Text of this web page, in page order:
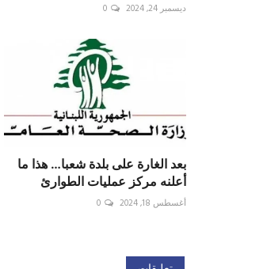
ديسمبر 24, 2024 0
بعد الغارة على بلدة شعبا… هذا ما
أعلنه مركز عمليات الطوارئ
أغسطس 18, 2024 0